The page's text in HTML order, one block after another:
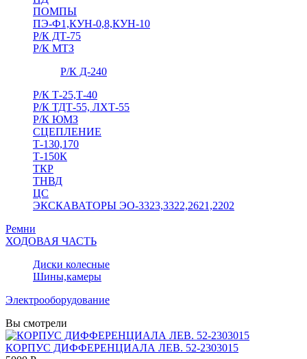
ПОМПЫ
ПЭ-Ф1,КУН-0,8,КУН-10
Р/К ДТ-75
Р/К МТЗ
Р/К Д-240
Р/К Т-25,Т-40
Р/К ТДТ-55, ЛХТ-55
Р/К ЮМЗ
СЦЕПЛЕНИЕ
Т-130,170
Т-150К
ТКР
ТНВД
ЦС
ЭКСКАВАТОРЫ ЭО-3323,3322,2621,2202
Ремни
ХОДОВАЯ ЧАСТЬ
Диски колесные
Шины,камеры
Электрооборудование
Вы смотрели
КОРПУС ДИФФЕРЕНЦИАЛА ЛЕВ. 52-2303015